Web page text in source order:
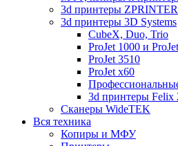
3d принтеры ZPRINTER
3d принтеры 3D Systems
CubeX, Duo, Trio
ProJet 1000 и
ProJet 3510
ProJet x60
3d принтеры Felix
Сканеры WideTEK
Вся техника
Копиры и МФУ